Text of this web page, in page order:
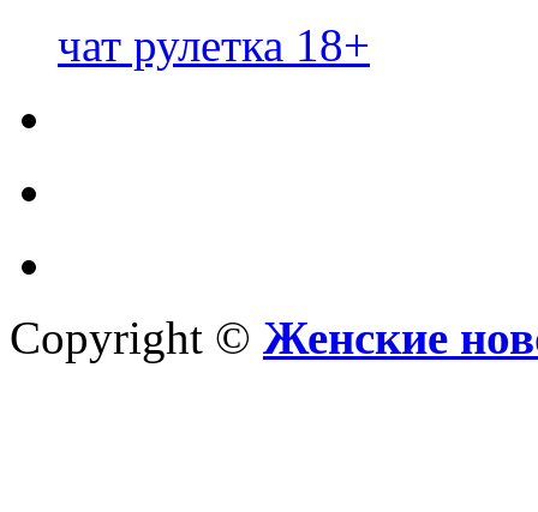
чат рулетка 18+
Copyright © Женские